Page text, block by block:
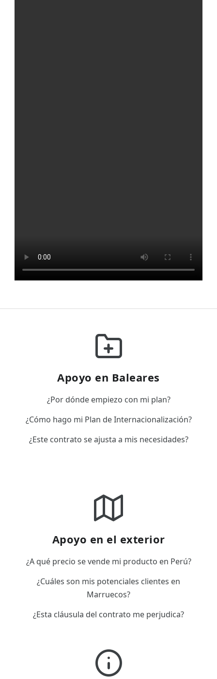
Apoyo en Baleares
¿Por dónde empiezo con mi plan?
¿Cómo hago mi Plan de Internacionalización?
¿Este contrato se ajusta a mis necesidades?
Apoyo en el exterior
¿A qué precio se vende mi producto en Perú?
¿Cuáles son mis potenciales clientes en
Marruecos?
¿Esta cláusula del contrato me perjudica?